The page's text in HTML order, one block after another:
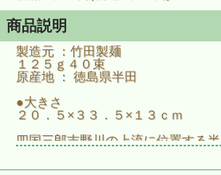
商品説明
製造元 ：竹田製麺
１２５ｇ４０束
原産地 ： 徳島県半田
●大きさ
２０．５×３３．５×１３ｃｍ
四国三郎吉野川の上流に位置する